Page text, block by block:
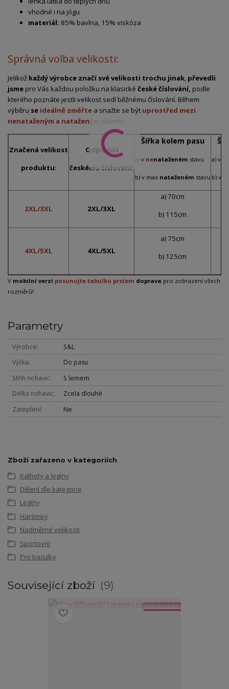
vhodné i na jógu
materiál: 85% bavlna, 15% viskóza
Správná volba velikosti:
Jelikož každý výrobce značí své velikosti trochu jinak, převedli
jsme pro Vás každou položku na klasické české číslování, podle
kterého poznáte jestli velikost sedí běžnému číslování. Během
výběru se ideálně změřte a snažte se být uprostřed mezi
nenataženým a nataženým
stavem.
Značená velikost
produktu:
Odpovídá
českému číslování:
Šířka kolem pasu
a) v nenataženém stavu
b) v max nataženém stavu
a) v
b) v
2XL/3XL 2XL/3XL
a) 70cm
b) 115cm
4XL/5XL 4XL/5XL
a) 75cm
b) 125cm
V mobilní verzi posunujte tabulku prstem doprava pro zobrazení všech
rozměrů!
Parametry
Výrobce
S&L
Výška
Do pasu
Střih nohavic
S lemem
Délka nohavic
Zcela dlouhé
Zateplení
Ne
Zboží zařazeno v kategoriích
Kalhoty a legíny
Dělení dle kategorie
Legíny
Harémky
Nadměrné velikosti
Sportovní
Pro baculky
Související zboží 9
TOP produkt